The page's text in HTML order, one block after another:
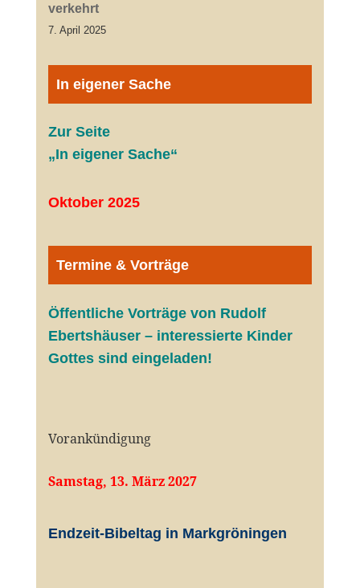
verkehrt
7. April 2025
In eigener Sache
Zur Seite
„In eigener Sache“
Oktober 2025
Termine & Vorträge
Öffentliche Vorträge von Rudolf
Ebertshäuser – interessierte Kinder
Gottes sind eingeladen!
Vorankündigung
Samstag, 13. März 2027
Endzeit-Bibeltag in Markgröningen